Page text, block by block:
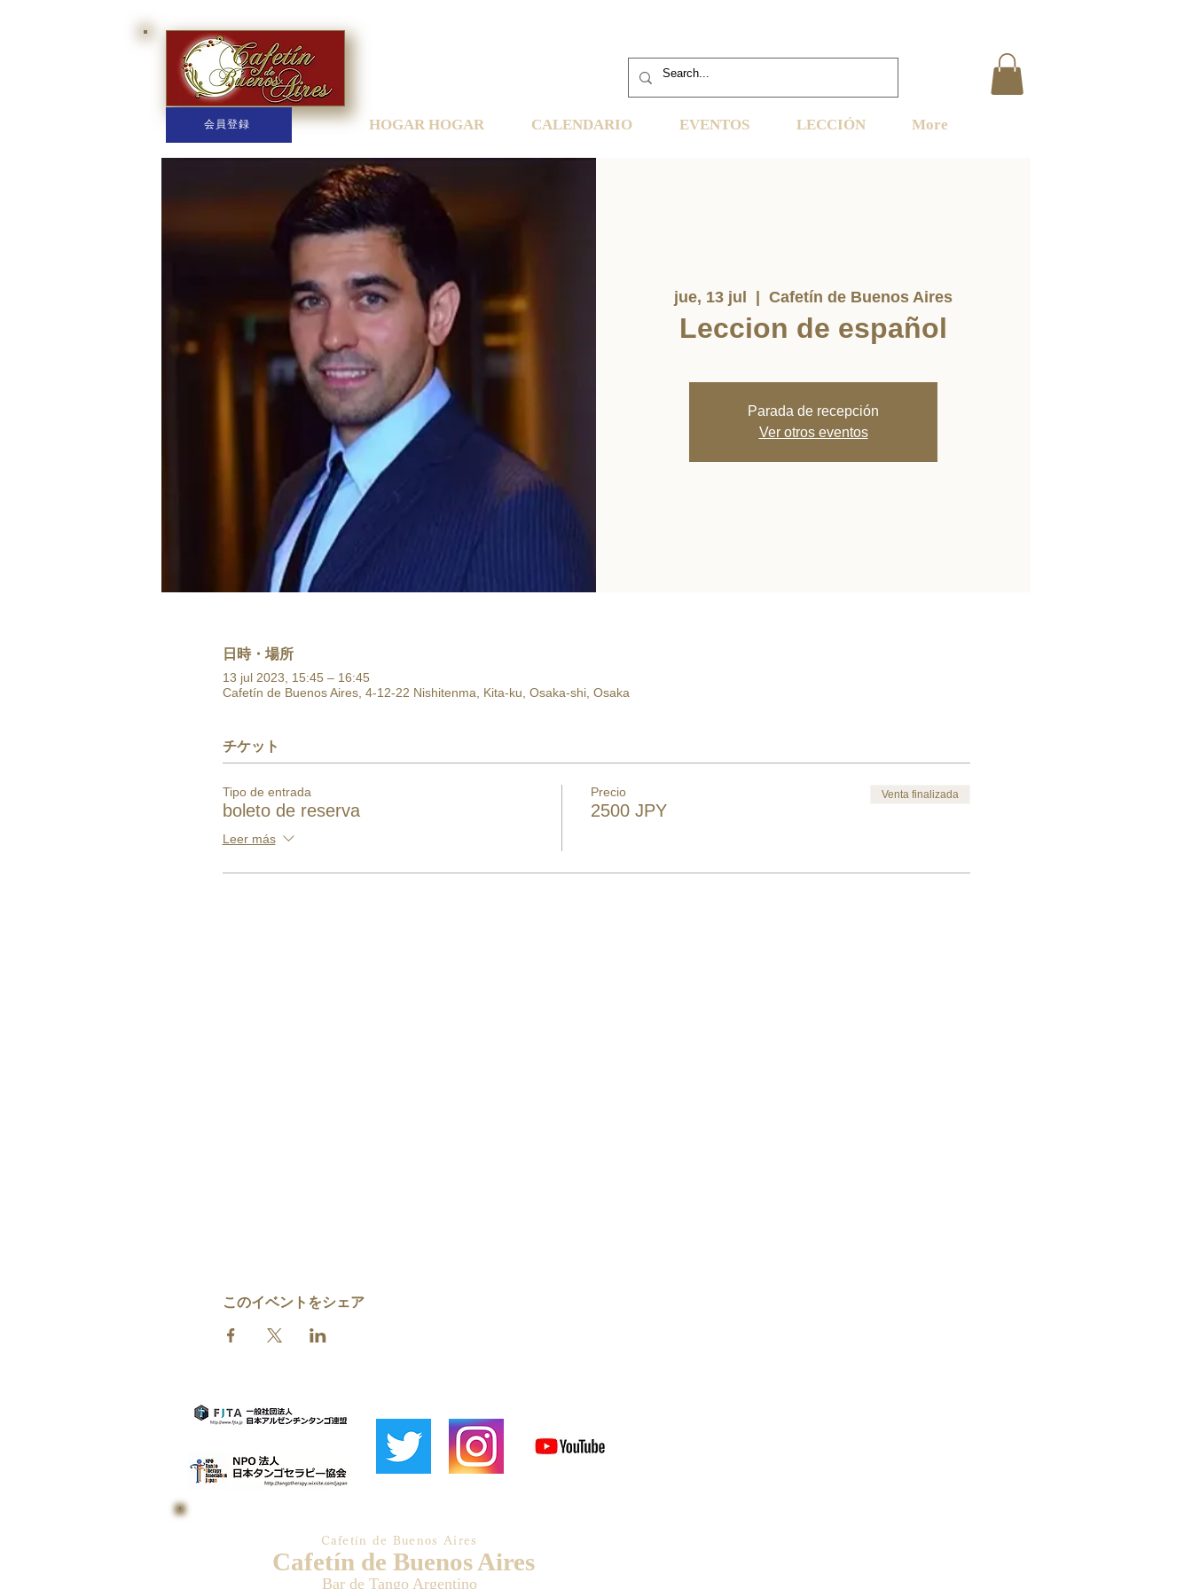
会員登録 HOGAR HOGAR CALENDARIO EVENTOS LECCIÓN More
jue, 13 jul Cafetín de Buenos Aires
Leccion de español
Parada de recepción
Ver otros eventos
日時・場所
13 jul 2023, 15:45 – 16:45
Cafetín de Buenos Aires, 4-12-22 Nishitenma, Kita-ku, Osaka-shi, Osaka
チケット
Tipo de entrada
boleto de reserva
Leer más
Precio
2500 JPY
Venta finalizada
このイベントをシェア
Cafetín de Buenos Aires
Cafetín de Buenos Aires
Bar de Tango Argentino